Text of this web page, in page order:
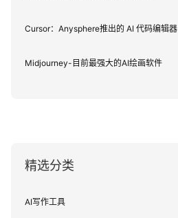
Cursor：Anysphere推出的 AI 代码编辑器
Midjourney-目前最强大的AI绘画软件
精选分类
AI写作工具